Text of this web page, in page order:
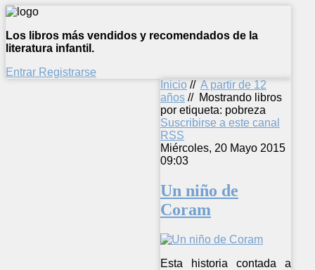
Los libros más vendidos y recomendados de la
literatura infantil.
Entrar Registrarse
Inicio // A partir de 12
años // Mostrando libros
por etiqueta: pobreza
Suscribirse a este canal
RSS
Miércoles, 20 Mayo 2015
09:03
Un niño de
Coram
Esta historia contada a